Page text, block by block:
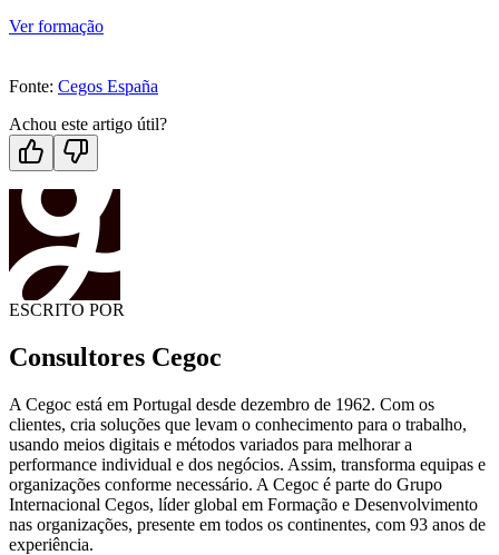
Ver formação
Fonte: Cegos España
Achou este artigo útil?
ESCRITO POR
Consultores Cegoc
A Cegoc está em Portugal desde dezembro de 1962. Com os
clientes, cria soluções que levam o conhecimento para o trabalho,
usando meios digitais e métodos variados para melhorar a
performance individual e dos negócios. Assim, transforma equipas e
organizações conforme necessário. A Cegoc é parte do Grupo
Internacional Cegos, líder global em Formação e Desenvolvimento
nas organizações, presente em todos os continentes, com 93 anos de
experiência.